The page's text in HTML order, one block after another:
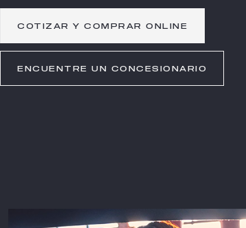
COTIZAR Y COMPRAR ONLINE
ENCUENTRE UN CONCESIONARIO